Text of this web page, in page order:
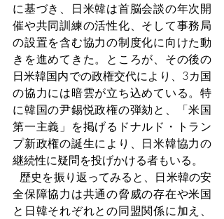
に基づき、日米韓は首脳会談の年次開
催や共同訓練の活性化、そして事務局
の設置を含む協力の制度化に向けた動
きを進めてきた。ところが、その後の
日米韓国内での政権交代により、3カ国
の協力には暗雲が立ち込めている。特
に韓国の尹錫悦政権の弾劾と、「米国
第一主義」を掲げるドナルド・トラン
プ新政権の誕生により、日米韓協力の
継続性に疑問を投げかける者もいる。
全保障協力は共通の脅威の存在や米国
と日韓それぞれとの同盟関係に加え、